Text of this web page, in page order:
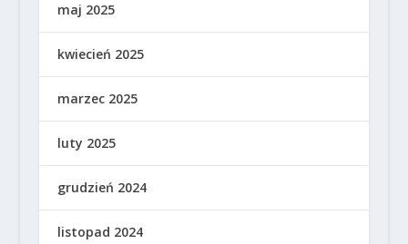
maj 2025
kwiecień 2025
marzec 2025
luty 2025
grudzień 2024
listopad 2024